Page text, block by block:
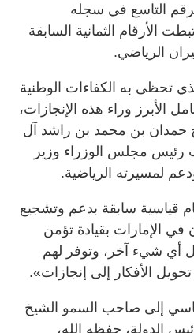
التاسع في سجله
الأرقام الثمانية السابقة
الرياضي.
تحظى به الكفاءات الوطنية
الأبرز وراء هذه الإنجازات،
حمدان بن محمد بن راشد آل
رئيس مجلس الوزراء وزير
لمسيرته الرياضية.
قياسية سابقة بدعم وتشجيع
الإمارات بقيادة تؤمن
أي شيء آخر، وتوفر لهم
الأفكار إلى إنجازات».
إلى صاحب السمو الشيخ
الدولة، حفظه الله،